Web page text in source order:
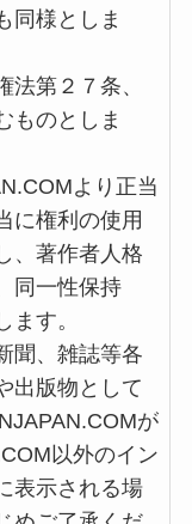
同様としま
第２７条、
ものとしま
より正当
に権利の使用
、著作者人格
同一性保持
す。
聞、雑誌等各
出版物として
が
以外のイン
表示される場